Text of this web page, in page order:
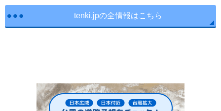
tenki.jpの全情報はこちら